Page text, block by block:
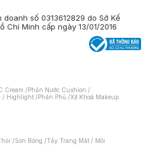
số 0313612829 do Sở Kế
Chí Minh cấp ngày 13/01/2016
Cream /Phấn Nước Cushion /
/ Highlight /Phấn Phủ /Xịt Khoá Makeup
/Son Bóng /Tẩy Trang Mắt / Môi